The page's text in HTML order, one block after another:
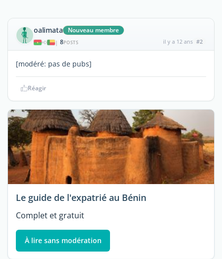
oalimata Nouveau membre
| 8POSTS il y a 12 ans #2
[modéré: pas de pubs]
Réagir
Le guide de l'expatrié au Bénin
Complet et gratuit
À lire sans modération